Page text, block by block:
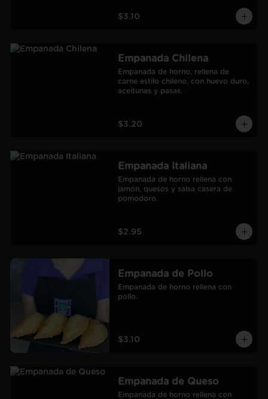
$3.10
Empanada Chilena
Empanada de horno, rellena de
carne estilo chileno, con huevo duro,
aceitunas y pasas.
$3.20
Empanada Italiana
Empanada de horno rellena con
jamón, quesos y salsa casera de
pomodoro.
$2.95
Empanada de Pollo
Empanada de horno rellena con
pollo.
$3.10
Empanada de Queso
Empanada de horno rellena con